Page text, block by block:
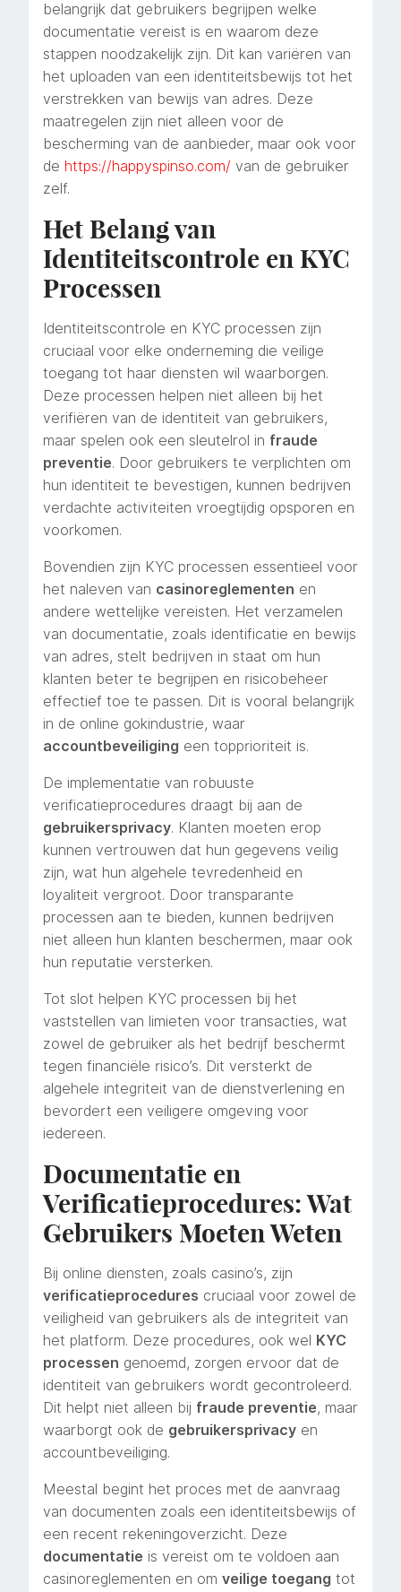
belangrijk dat gebruikers begrijpen welke
documentatie vereist is en waarom deze
stappen noodzakelijk zijn. Dit kan variëren van
het uploaden van een identiteitsbewijs tot het
verstrekken van bewijs van adres. Deze
maatregelen zijn niet alleen voor de
bescherming van de aanbieder, maar ook voor
de https://happyspinso.com/ van de gebruiker
zelf.
Het Belang van
Identiteitscontrole en KYC
Processen
Identiteitscontrole en KYC processen zijn
cruciaal voor elke onderneming die veilige
toegang tot haar diensten wil waarborgen.
Deze processen helpen niet alleen bij het
verifiëren van de identiteit van gebruikers,
maar spelen ook een sleutelrol in fraude
preventie. Door gebruikers te verplichten om
hun identiteit te bevestigen, kunnen bedrijven
verdachte activiteiten vroegtijdig opsporen en
voorkomen.
Bovendien zijn KYC processen essentieel voor
het naleven van casinoreglementen en
andere wettelijke vereisten. Het verzamelen
van documentatie, zoals identificatie en bewijs
van adres, stelt bedrijven in staat om hun
klanten beter te begrijpen en risicobeheer
effectief toe te passen. Dit is vooral belangrijk
in de online gokindustrie, waar
accountbeveiliging een topprioriteit is.
De implementatie van robuuste
verificatieprocedures draagt bij aan de
gebruikersprivacy. Klanten moeten erop
kunnen vertrouwen dat hun gegevens veilig
zijn, wat hun algehele tevredenheid en
loyaliteit vergroot. Door transparante
processen aan te bieden, kunnen bedrijven
niet alleen hun klanten beschermen, maar ook
hun reputatie versterken.
Tot slot helpen KYC processen bij het
vaststellen van limieten voor transacties, wat
zowel de gebruiker als het bedrijf beschermt
tegen financiële risico’s. Dit versterkt de
algehele integriteit van de dienstverlening en
bevordert een veiligere omgeving voor
iedereen.
Documentatie en
Verificatieprocedures: Wat
Gebruikers Moeten Weten
Bij online diensten, zoals casino’s, zijn
verificatieprocedures cruciaal voor zowel de
veiligheid van gebruikers als de integriteit van
het platform. Deze procedures, ook wel KYC
processen genoemd, zorgen ervoor dat de
identiteit van gebruikers wordt gecontroleerd.
Dit helpt niet alleen bij fraude preventie, maar
waarborgt ook de gebruikersprivacy en
accountbeveiliging.
Meestal begint het proces met de aanvraag
van documenten zoals een identiteitsbewijs of
een recent rekeningoverzicht. Deze
documentatie is vereist om te voldoen aan
casinoreglementen en om veilige toegang tot